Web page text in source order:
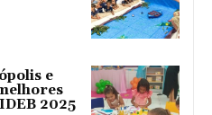
e
2025